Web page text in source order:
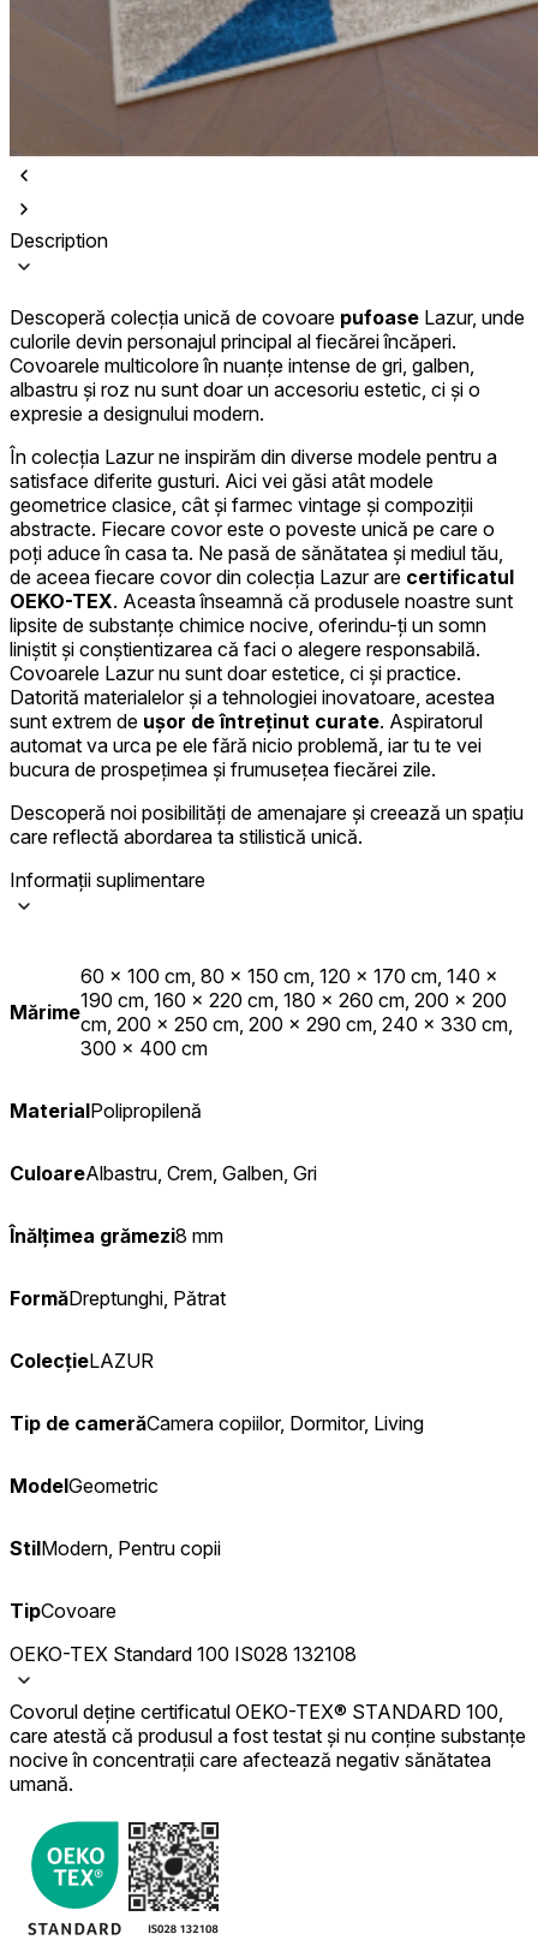
Description
Descoperă colecția unică de covoare pufoase Lazur, unde
culorile devin personajul principal al fiecărei încăperi.
Covoarele multicolore în nuanțe intense de gri, galben,
albastru și roz nu sunt doar un accesoriu estetic, ci și o
expresie a designului modern.
În colecția Lazur ne inspirăm din diverse modele pentru a
satisface diferite gusturi. Aici vei găsi atât modele
geometrice clasice, cât și farmec vintage și compoziții
abstracte. Fiecare covor este o poveste unică pe care o
poți aduce în casa ta. Ne pasă de sănătatea și mediul tău,
de aceea fiecare covor din colecția Lazur are certificatul
OEKO-TEX. Aceasta înseamnă că produsele noastre sunt
lipsite de substanțe chimice nocive, oferindu-ți un somn
liniștit și conștientizarea că faci o alegere responsabilă.
Covoarele Lazur nu sunt doar estetice, ci și practice.
Datorită materialelor și a tehnologiei inovatoare, acestea
sunt extrem de ușor de întreținut curate. Aspiratorul
automat va urca pe ele fără nicio problemă, iar tu te vei
bucura de prospețimea și frumusețea fiecărei zile.
Descoperă noi posibilități de amenajare și creează un spațiu
care reflectă abordarea ta stilistică unică.
Informații suplimentare
Mărime
60 x 100 cm, 80 x 150 cm, 120 x 170 cm, 140 x
190 cm, 160 x 220 cm, 180 x 260 cm, 200 x 200
cm, 200 x 250 cm, 200 x 290 cm, 240 x 330 cm,
300 x 400 cm
MaterialPolipropilenă
CuloareAlbastru, Crem, Galben, Gri
Înălțimea grămezi8 mm
FormăDreptunghi, Pătrat
ColecțieLAZUR
Tip de camerăCamera copiilor, Dormitor, Living
ModelGeometric
StilModern, Pentru copii
TipCovoare
OEKO-TEX Standard 100 IS028 132108
Covorul deține certificatul OEKO-TEX® STANDARD 100,
care atestă că produsul a fost testat și nu conține substanțe
nocive în concentrații care afectează negativ sănătatea
umană.